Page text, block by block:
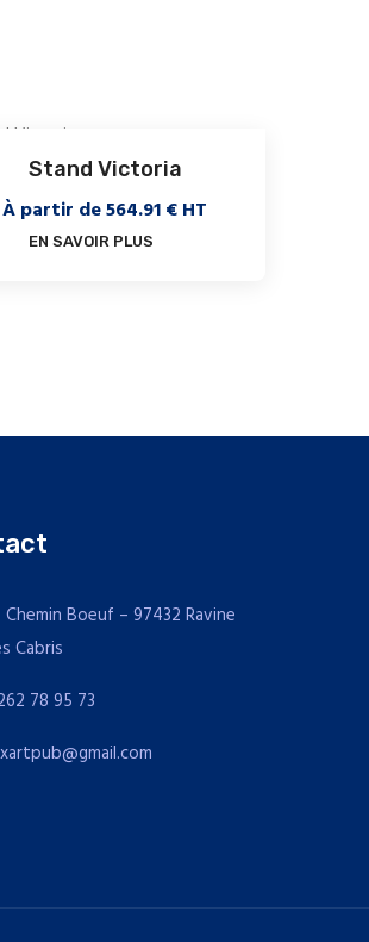
Stand Victoria
À partir de564.91€ HT
EN SAVOIR PLUS
Chemin Boeuf – 97432 Ravine
Cabris
78 95 73